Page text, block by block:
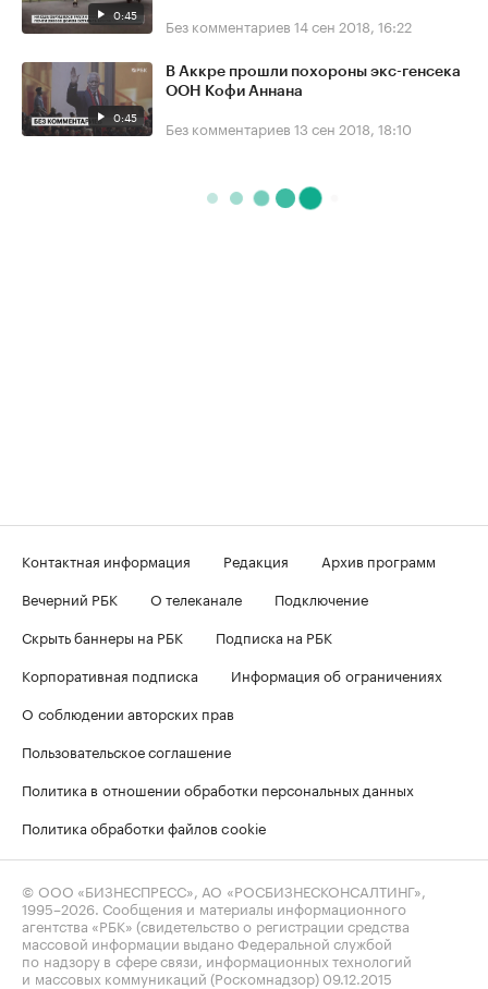
0:45 Без комментариев 14 сен 2018, 16:22
0:45
В Аккре прошли похороны экс-генсека
ООН Кофи Аннана
Без комментариев 13 сен 2018, 18:10
Контактная информация Редакция
Архив программ
Вечерний РБК
О телеканале
Подключение
Скрыть баннеры на РБК
Подписка на РБК
Корпоративная подписка
Информация об ограничениях
О соблюдении авторских прав
Пользовательское соглашение
Политика в отношении обработки персональных данных
Политика обработки файлов cookie
© ООО «БИЗНЕСПРЕСС», АО «РОСБИЗНЕСКОНСАЛТИНГ»,
1995–2026 . Сообщения и материалы информационного
агентства «РБК» (свидетельство о регистрации средства
массовой информации выдано Федеральной службой
по надзору в сфере связи, информационных технологий
и массовых коммуникаций (Роскомнадзор) 09.12.2015